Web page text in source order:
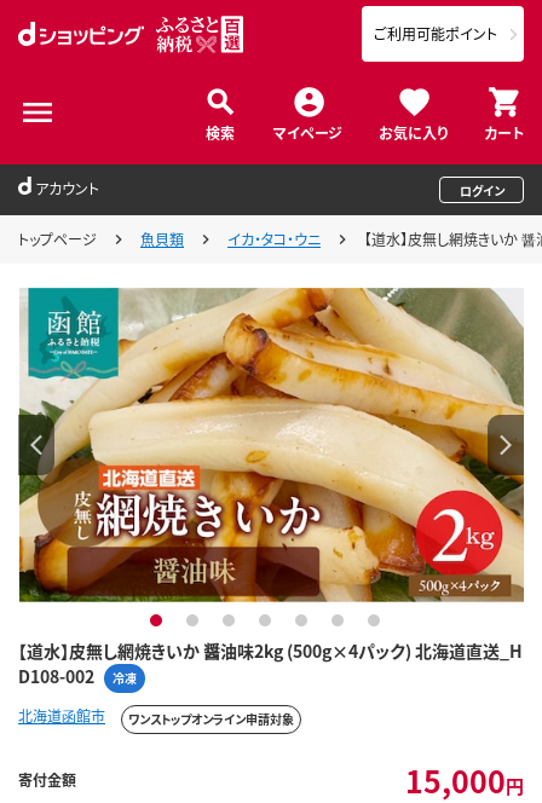
検索 マイページ お気に入り カート
ご利用可能ポイント
アカウント ログイン
トップページ 魚貝類 イカ・タコ・ウニ 【道水】皮無し網焼きいか
【道水】皮無し網焼きいか 醤油味2kg (500g×4パック) 北海道直送_H
D108-002
冷凍
1 2 3 4 5 6 7
北海道函館市 ワンストップオンライン申請対象
寄付金額 15,000円